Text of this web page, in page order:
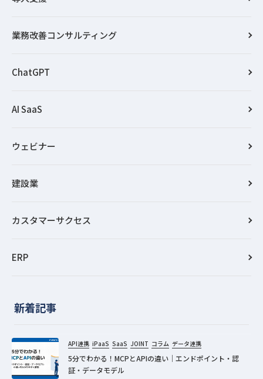
業務改善コンサルティング
ChatGPT
AI SaaS
ウェビナー
建設業
カスタマーサクセス
ERP
新着記事
API連携 iPaaS SaaS JOINT コラム データ連携
5分でわかる！MCPとAPIの違い｜エンドポイント・認
証・データモデル